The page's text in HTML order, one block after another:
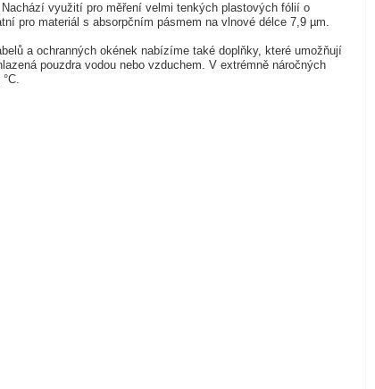
využití pro měření velmi tenkých plastových fólií o
pro materiál s absorpčním pásmem na vlnové délce 7,9 µm.
a ochranných okének nabízíme také doplňky, které umožňují
pouzdra vodou nebo vzduchem. V extrémně náročných